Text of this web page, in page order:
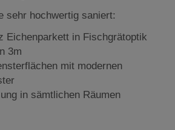
sehr hochwertig saniert:
Eichenparkett in Fischgrätoptik
3m
mit modernen
in sämtlichen Räumen